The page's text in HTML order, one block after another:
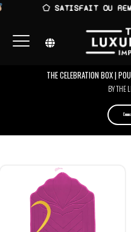
⬠ SATISFAIT OU
THE CELEBRATION BOX |
BY THE